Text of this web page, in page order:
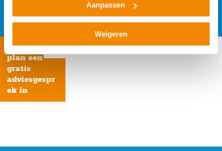
Aanpassen
Weigeren
plan een
gratis
adviesgespr
ek in